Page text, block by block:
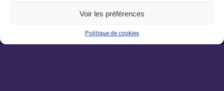
Voir les préférences
Politique de cookies
Nos dernières sorties :
Grandes écoles : l’insertion résiste, malgré
un marché de l’emploi ralenti